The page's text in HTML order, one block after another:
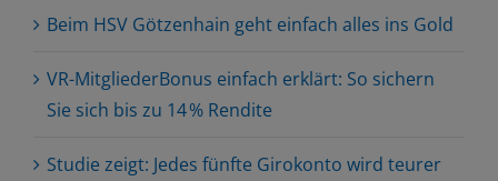
Beim HSV Götzenhain geht einfach alles ins Gold
VR-MitgliederBonus einfach erklärt: So sichern
Sie sich bis zu 14 % Rendite
Studie zeigt: Jedes fünfte Girokonto wird teurer